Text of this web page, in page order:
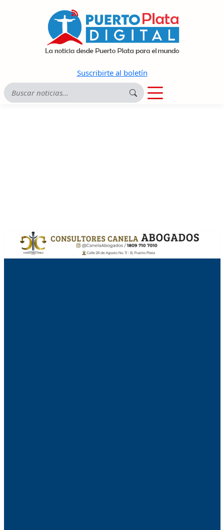
Suscribirte al boletín